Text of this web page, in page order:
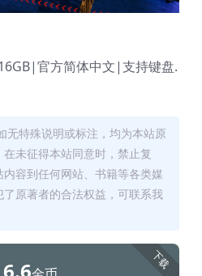
官方简体中文|支持键盘.
无特殊说明或标注，均为本站原
未征得本站同意时，禁止复
容到任何网站、书籍等各类媒
原著者的合法权益，可联系我
下载